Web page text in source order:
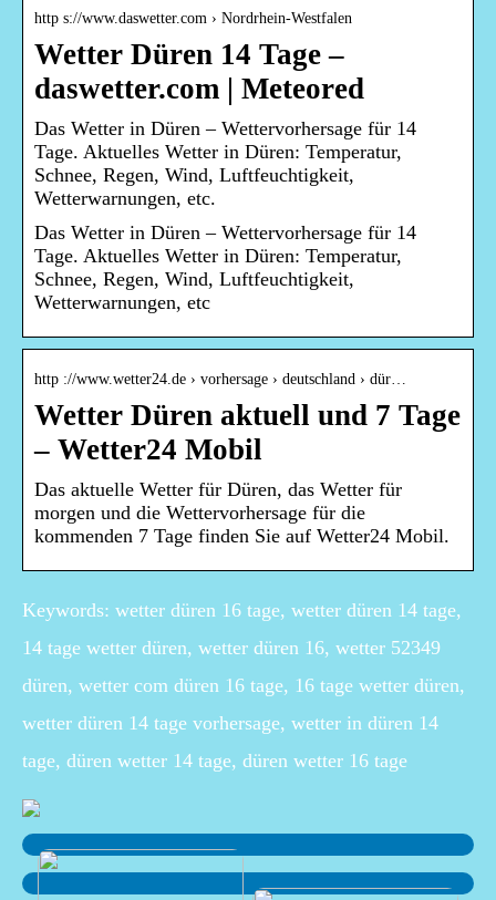
http s://www.daswetter.com › Nordrhein-Westfalen
Wetter Düren 14 Tage –
daswetter.com | Meteored
Das Wetter in Düren – Wettervorhersage für 14
Tage. Aktuelles Wetter in Düren: Temperatur,
Schnee, Regen, Wind, Luftfeuchtigkeit,
Wetterwarnungen, etc.
Das Wetter in Düren – Wettervorhersage für 14
Tage. Aktuelles Wetter in Düren: Temperatur,
Schnee, Regen, Wind, Luftfeuchtigkeit,
Wetterwarnungen, etc
http ://www.wetter24.de › vorhersage › deutschland › dür…
Wetter Düren aktuell und 7 Tage
– Wetter24 Mobil
Das aktuelle Wetter für Düren, das Wetter für
morgen und die Wettervorhersage für die
kommenden 7 Tage finden Sie auf Wetter24 Mobil.
Keywords: wetter düren 16 tage, wetter düren 14 tage,
14 tage wetter düren, wetter düren 16, wetter 52349
düren, wetter com düren 16 tage, 16 tage wetter düren,
wetter düren 14 tage vorhersage, wetter in düren 14
tage, düren wetter 14 tage, düren wetter 16 tage